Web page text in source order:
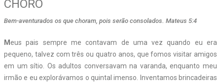
CHORO
Bem-aventurados os que choram, pois serão consolados. Mateus 5:4
Meus pais sempre me contavam de uma vez quando eu era
pequeno, talvez com três ou quatro anos, que fomos visitar amigos
em um sítio. Os adultos conversavam na varanda, enquanto meu
irmão e eu explorávamos o quintal imenso. Inventamos brincadeiras